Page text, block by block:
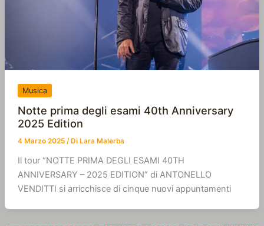
Musica
Notte prima degli esami 40th Anniversary
2025 Edition
4 Marzo 2025 / Di Lara Malerba
Il tour “NOTTE PRIMA DEGLI ESAMI 40TH
ANNIVERSARY – 2025 EDITION” di ANTONELLO
VENDITTI si arricchisce di cinque nuovi appuntamenti